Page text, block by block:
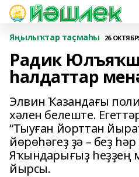
Яңылыҡтар таҫмаһы 26
Радик
һалдаттар
Элвин Ҡазандағы
хәлен белеште.
“Тыуған йорттан
йөрөһәгеҙ ҙә – беҙ
Яҡындарығыҙ һеҙҙең
йырсы.